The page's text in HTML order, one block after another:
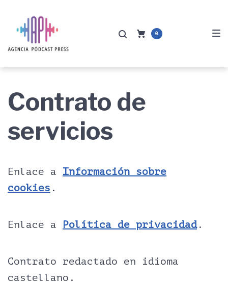
principal
contenido
página
0
Contrato de
servicios
Enlace a Información sobre
cookies .
Enlace a Política de privacidad.
Contrato redactado en idioma
castellano.